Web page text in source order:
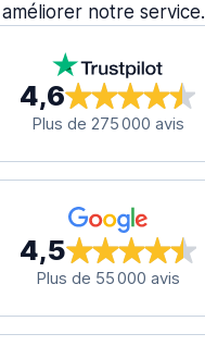
notre service.
4,6
Plus de 275 000 avis
4,5
Plus de 55 000 avis